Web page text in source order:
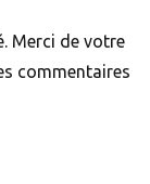
Merci de votre
commentaires